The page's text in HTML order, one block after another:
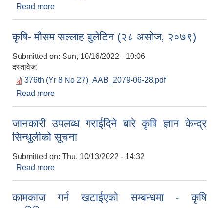
Read more
कृषि- मौसम सल्लाह बुलेटिन (२८ असोज, २०७९)
Submitted on: Sun, 10/16/2022 - 10:06
दस्तावेज:
376th (Yr 8 No 27)_AAB_2079-06-28.pdf
Read more
जानकारी उपलब्ध गराईदिने बारे कृषि ज्ञान केन्द्र
सिन्धुलीको सूचना
Submitted on: Thu, 10/13/2022 - 14:32
Read more
कामकाज गर्न खटाईएको सम्बन्धमा - कृषि